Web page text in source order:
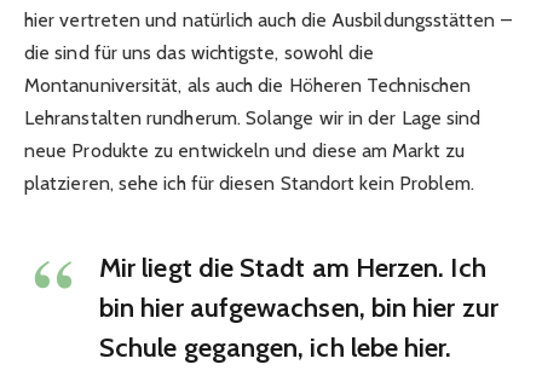
hier vertreten und natürlich auch die Ausbildungsstätten –
die sind für uns das wichtigste, sowohl die
Montanuniversität, als auch die Höheren Technischen
Lehranstalten rundherum. Solange wir in der Lage sind
neue Produkte zu entwickeln und diese am Markt zu
platzieren, sehe ich für diesen Standort kein Problem.
Mir liegt die Stadt am Herzen. Ich
bin hier aufgewachsen, bin hier zur
Schule gegangen, ich lebe hier.